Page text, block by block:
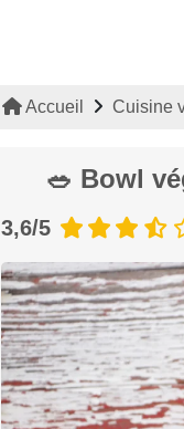
Accueil Cuisine
🥗 Bowl
3,6/5